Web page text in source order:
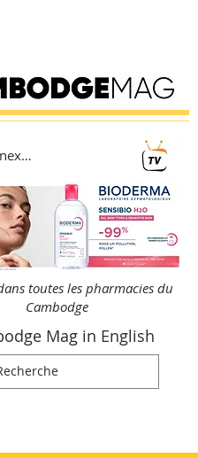
toutes les pharmacies du
Cambodge
Mag in English